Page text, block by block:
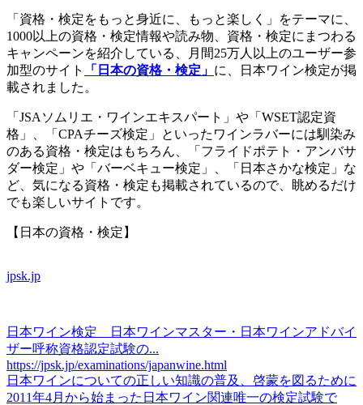
「資格・検定をもっと身近に、もっと楽しく」をテーマに、
1000以上の資格・検定情報や読み物、資格・検定にまつわる
キャンペーンを紹介している、月間25万人以上のユーザー参
加型のサイト
「日本の資格・検定」 に、日本ワイン検定が掲
載されました。
「JSAソムリエ・ワインエキスパート」や「WSET認定資
格」、「CPAチーズ検定」といったワインラバーには馴染み
のある資格・検定はもちろん、「フライドポテト・アンバサ
ダー検定」や「バーベキュー検定」、「日本さかな検定」な
ど、気になる資格・検定も掲載されているので、眺めるだけ
でも楽しいサイトです。
【日本の資格・検定】
jpsk.jp
日本ワイン検定 日本ワインマスター・日本ワインアドバイ
ザー呼称資格認定試験の...
https://jpsk.jp/examinations/japanwine.html
日本ワインについての正しい知識の普及、啓蒙を図るために
2011年4月から始まった日本ワイン関連唯一の検定試験で